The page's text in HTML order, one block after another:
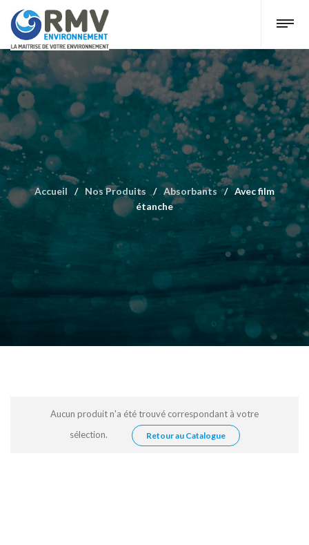
Accueil / Nos Produits / Absorbants / Avec film
étanche
Aucun produit n'a été trouvé correspondant à votre
sélection.
Retour au Catalogue